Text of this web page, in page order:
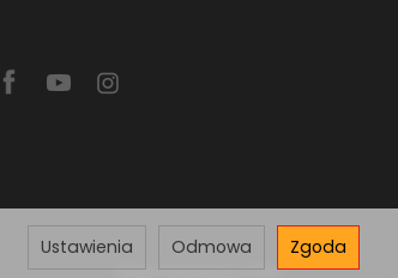
Sklep internetowy SOTE
Ustawienia Odmowa Zgoda